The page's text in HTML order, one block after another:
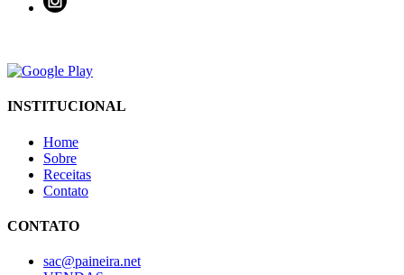
INSTITUCIONAL
Home
Sobre
Receitas
Contato
CONTATO
sac@paineira.net